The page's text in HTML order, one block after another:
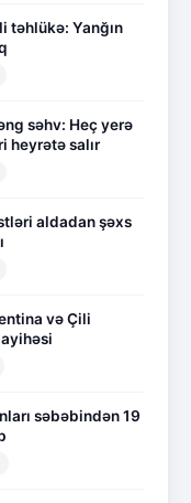
təhlükə: Yanğın
səhv: Heç yerə
heyrətə salır
aldadan şəxs
və Çili
səbəbindən 19